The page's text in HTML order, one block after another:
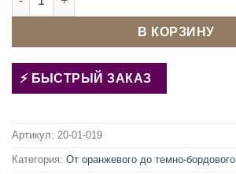
В КОРЗИНУ
БЫСТРЫЙ ЗАКАЗ
Артикул: 20-01-019
Категория: От оранжевого до темно-бордового